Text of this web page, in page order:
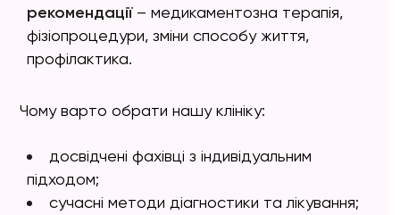
рекомендації– медикаментозна терапія,
фізіопроцедури, зміни способу життя,
профілактика.
Чому варто обрати нашу клініку:
досвідчені фахівці з індивідуальним
підходом;
сучасні методи діагностики та лікування;